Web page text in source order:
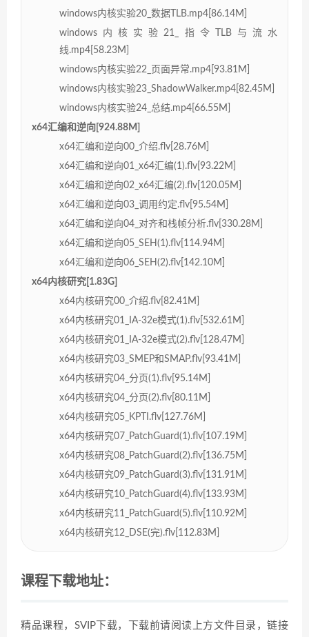
windows内核实验20_数据TLB.mp4[86.14M]
windows内核实验21_指令TLB与流水
线.mp4[58.23M]
windows内核实验22_页面异常.mp4[93.81M]
windows内核实验23_ShadowWalker.mp4[82.45M]
windows内核实验24_总结.mp4[66.55M]
x64汇编和逆向[924.88M]
x64汇编和逆向00_介绍.flv[28.76M]
x64汇编和逆向01_x64汇编(1).flv[93.22M]
x64汇编和逆向02_x64汇编(2).flv[120.05M]
x64汇编和逆向03_调用约定.flv[95.54M]
x64汇编和逆向04_对齐和栈帧分析.flv[330.28M]
x64汇编和逆向05_SEH(1).flv[114.94M]
x64汇编和逆向06_SEH(2).flv[142.10M]
x64内核研究[1.83G]
x64内核研究00_介绍.flv[82.41M]
x64内核研究01_IA-32e模式(1).flv[532.61M]
x64内核研究01_IA-32e模式(2).flv[128.47M]
x64内核研究03_SMEP和SMAP.flv[93.41M]
x64内核研究04_分页(1).flv[95.14M]
x64内核研究04_分页(2).flv[80.11M]
x64内核研究05_KPTI.flv[127.76M]
x64内核研究07_PatchGuard(1).flv[107.19M]
x64内核研究08_PatchGuard(2).flv[136.75M]
x64内核研究09_PatchGuard(3).flv[131.91M]
x64内核研究10_PatchGuard(4).flv[133.93M]
x64内核研究11_PatchGuard(5).flv[110.92M]
x64内核研究12_DSE(完).flv[112.83M]
课程下载地址：
精品课程，SVIP下载，下载前请阅读上方文件目录，链接